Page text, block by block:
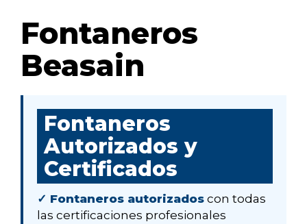
Fontaneros
Beasain
Fontaneros
Autorizados y
Certificados
✓ Fontaneros autorizados con todas
las certificaciones profesionales